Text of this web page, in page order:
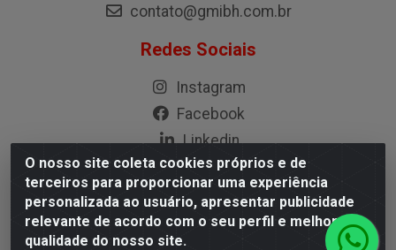
O nosso site coleta cookies próprios e de
terceiros para proporcionar uma experiência
personalizada ao usuário, apresentar publicidade
relevante de acordo com o seu perfil e melhorar a
qualidade do nosso site.
contato@gmibh.com.br
Redes Sociais
Instagram
Facebook
Linkedin
YouTube
Formas de Pagamento